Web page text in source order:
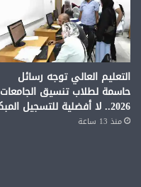
التعليم العالي توجه رسائل
حاسمة لطلاب تنسيق الجامعات
2026.. لا أفضلية للتسجيل المبكر
منذ 13 ساعة